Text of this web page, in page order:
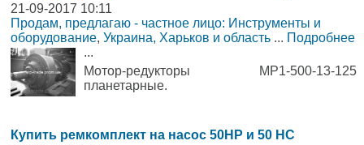
21-09-2017 10:11
Продам, предлагаю - частное лицо: Инструменты и
оборудование, Украина, Харьков и область ... Подробнее
...
Мотор-редукторы МР1-500-13-125
планетарные.
Купить ремкомплект на насос 50НР и 50 НС